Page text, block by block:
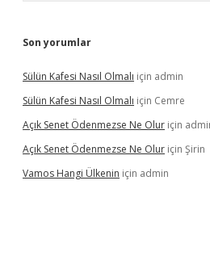
Son yorumlar
Sülün Kafesi Nasıl Olmalı için admin
Sülün Kafesi Nasıl Olmalı için Cemre
Açık Senet Ödenmezse Ne Olur için
Açık Senet Ödenmezse Ne Olur için Şirin
Vamos Hangi Ülkenin için admin